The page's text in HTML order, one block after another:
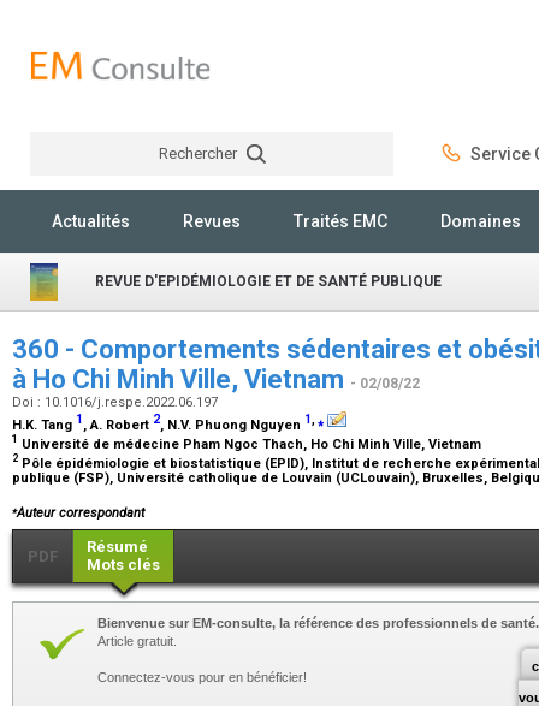
Rechercher Service
Actualités Revues Traités EMC Domaines
REVUE D'EPIDÉMIOLOGIE ET DE SANTÉ PUBLIQUE
360 - Comportements sédentaires et
à Ho Chi Minh Ville, Vietnam - 02/08/22
Doi : 10.1016/j.respe.2022.06.197
H.K. Tang 1 , A. Robert 2, N.V. Phuong Nguyen 1,⁎
1 Université de médecine Pham Ngoc Thach, Ho Chi Minh Ville, Vietnam
2 Pôle épidémiologie et biostatistique (EPID), Institut de recherche
publique (FSP), Université catholique de Louvain (UCLouvain), Bruxelles,
⁎Auteur correspondant
PDF
Résumé
Mots clés
Bienvenue sur EM-consulte, la référence des professionnels de santé.
Article gratuit.
Connectez-vous pour en bénéficier!